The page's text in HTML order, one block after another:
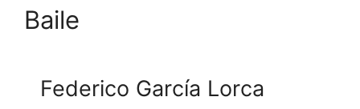
Baile
Federico García Lorca